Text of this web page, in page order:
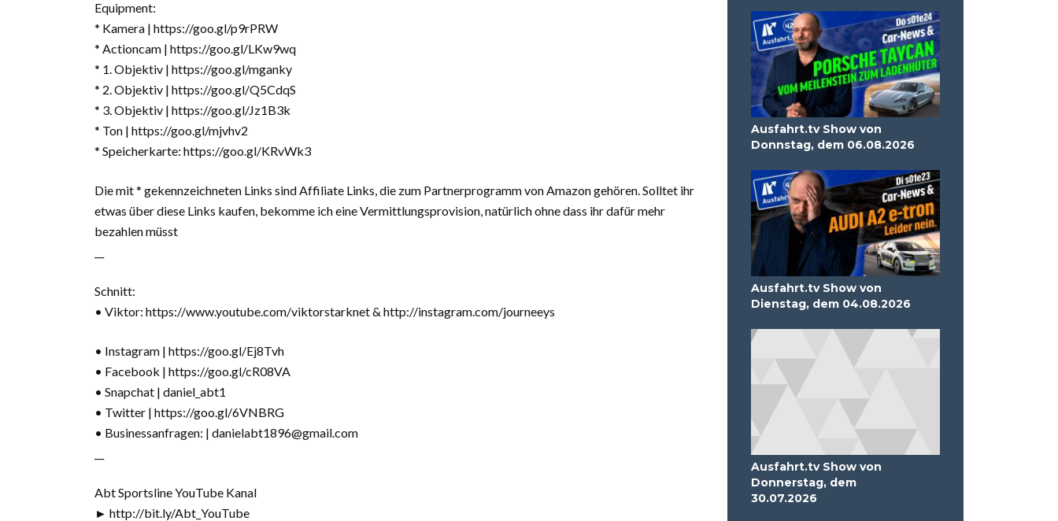
Equipment:
* Kamera | https://goo.gl/p9rPRW
* Actioncam | https://goo.gl/LKw9wq
* 1. Objektiv | https://goo.gl/mganky
* 2. Objektiv | https://goo.gl/Q5CdqS
* 3. Objektiv | https://goo.gl/Jz1B3k
* Ton | https://goo.gl/mjvhv2
* Speicherkarte: https://goo.gl/KRvWk3
Die mit * gekennzeichneten Links sind Affiliate Links, die zum Partnerprogramm von Amazon gehören. Solltet ihr
etwas über diese Links kaufen, bekomme ich eine Vermittlungsprovision, natürlich ohne dass ihr dafür mehr
bezahlen müsst
Schnitt:
• Viktor: https://www.youtube.com/viktorstarknet & http://instagram.com/journeeys
• Instagram | https://goo.gl/Ej8Tvh
• Facebook | https://goo.gl/cR08VA
• Snapchat | daniel_abt1
• Twitter | https://goo.gl/6VNBRG
• Businessanfragen: | danielabt1896@gmail.com
Abt Sportsline YouTube Kanal
► http://bit.ly/Abt_YouTube
Ausfahrt.tv Show von
Donnstag, dem 06.08.2026
Ausfahrt.tv Show von
Dienstag, dem 04.08.2026
Ausfahrt.tv Show von
Donnerstag, dem
30.07.2026